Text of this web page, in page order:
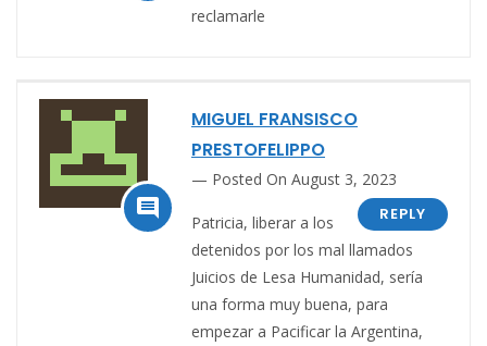
reclamarle

MIGUEL FRANSISCO
PRESTOFELIPPO
Posted On August 3, 2023
REPLY
Patricia, liberar a los
detenidos por los mal llamados
Juicios de Lesa Humanidad, sería
una forma muy buena, para
empezar a Pacificar la Argentina,